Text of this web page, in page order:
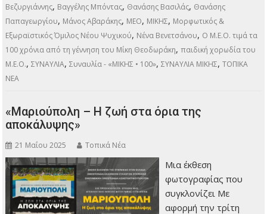
Βεζυργιάννης, Βαγγέλης Μπόντας, Θανάσης Βασιλάς, Θανάσης
Παπαγεωργίου, Μάνος Αβαράκης, ΜΕΟ, ΜΙΚΗΣ, Μορφωτικός &
Εξωραϊστικός Όμιλος Νέου Ψυχικού, Νένα Βενετσάνου, Ο Μ.Ε.Ο. τιμά τα
100 χρόνια από τη γέννηση του Μίκη Θεοδωράκη,παιδική χορωδία του
Μ.Ε.Ο.,ΣΥΝΑΥΛΙΑ,Συναυλία - «ΜΙΚΗΣ • 100»,ΣΥΝΑΥΛΙΑ ΜΙΚΗΣ,ΤΟΠΙΚΑ
ΝΕΑ
«Μαριούπολη – Η ζωή στα όρια της
αποκάλυψης»
21 Μαΐου 2025 Τοπικά Νέα
Μια έκθεση
φωτογραφίας που
συγκλονίζει Με
αφορμή την τρίτη